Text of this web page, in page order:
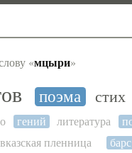
«мцыри»
поэма стих
гений литература
пленница барс